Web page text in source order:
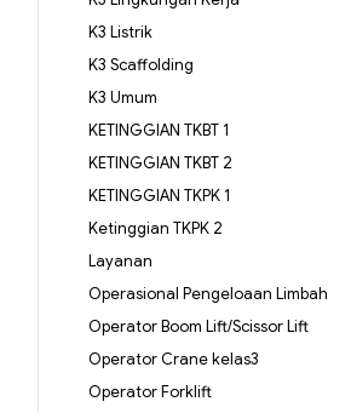
K3 Listrik
K3 Scaffolding
K3 Umum
KETINGGIAN TKBT 1
KETINGGIAN TKBT 2
KETINGGIAN TKPK 1
Ketinggian TKPK 2
Layanan
Operasional Pengeloaan Limbah
Operator Boom Lift/Scissor Lift
Operator Crane kelas3
Operator Forklift